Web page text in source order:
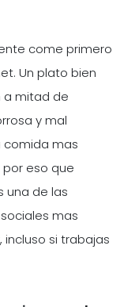
come primero
Un plato bien
a mitad de
y mal
comida mas
eso que
una de las
mas
si trabajas